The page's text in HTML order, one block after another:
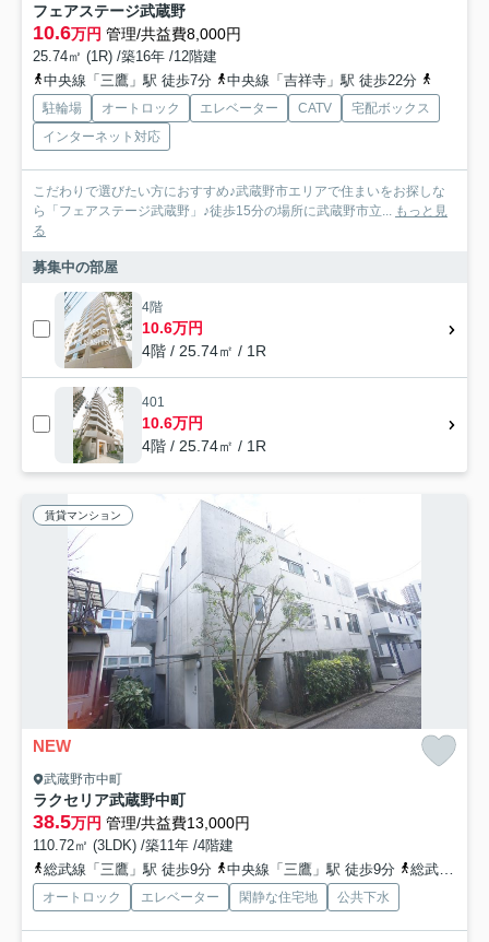
フェアステージ武蔵野
10.6万円 管理/共益費8,000円
25.74㎡ (1R) /築16年 /12階建
中央線「三鷹」駅 徒歩7分
中央線「吉祥寺」駅 徒歩22分
駐輪場 オートロック エレベーター CATV
宅配ボックス
インターネット対応
こだわりで選びたい方におすすめ♪武蔵野市エリアで住まいをお探しな
ら「フェアステージ武蔵野」♪徒歩15分の場所に武蔵野市立... もっと見
る
募集中の部屋
4階
10.6万円
4階 / 25.74㎡ / 1R
401
10.6万円
4階 / 25.74㎡ / 1R
賃貸マンション
NEW
武蔵野市中町
ラクセリア武蔵野中町
38.5万円 管理/共益費13,000円
110.72㎡ (3LDK) /築11年 /4階建
総武線「三鷹」駅 徒歩9分
中央線「三鷹」駅 徒歩9分 総武線「吉祥寺」駅 徒歩20分
オートロック エレベーター 閑静な住宅地 公共下水